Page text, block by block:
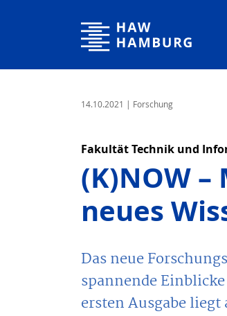
Hamburg University of Applied
14.10.2021 | Forschung
Fakultät Technik und
(K)NOW
neues
Das neue
spannende
ersten Ausgabe